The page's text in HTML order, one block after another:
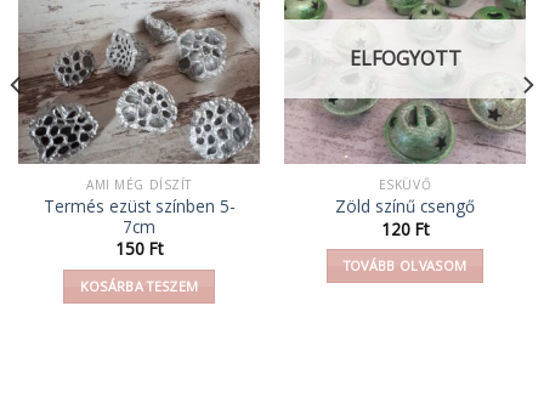
AMI MÉG DÍSZÍT
Termés ezüst színben 5-
7cm
150 Ft
KOSÁRBA TESZEM
ELFOGYOTT
ESKÜVŐ
Zöld színű csengő
120 Ft
TOVÁBB OLVASOM